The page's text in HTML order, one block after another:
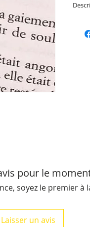
14
pour le
soyez le premier à
Laisser un avis